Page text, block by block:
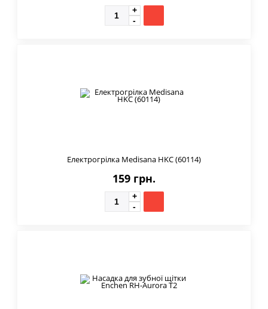
Електрогрілка Medisana HKC (60114)
159 грн.